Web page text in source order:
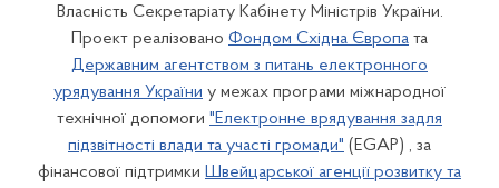
Власність Секретаріату Кабінету Міністрів України.
Проект реалізовано Фондом Східна Європа та
Державним агентством з питань електронного
урядування України у межах програми міжнародної
технічної допомоги "Електронне врядування задля
підзвітності влади та участі громади" (EGAP) , за
фінансової підтримки Швейцарської агенції розвитку та